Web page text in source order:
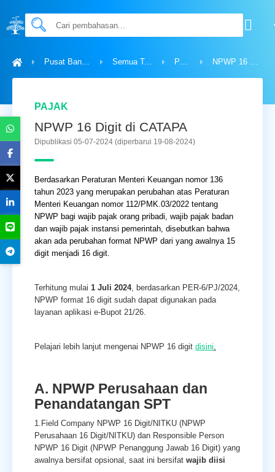
Pusat Bantuan Semua Topik Pajak NPWP 16 Digit di CATAPA
PAJAK
NPWP 16 Digit di CATAPA
Dipublikasi 05-07-2024 (diperbarui 19-08-2024)
Berdasarkan Peraturan Menteri Keuangan nomor 136
tahun 2023 yang merupakan perubahan atas Peraturan
Menteri Keuangan nomor 112/PMK.03/2022 tentang
NPWP bagi wajib pajak orang pribadi, wajib pajak badan
dan wajib pajak instansi pemerintah, disebutkan bahwa
akan ada perubahan format NPWP dari yang awalnya 15
digit menjadi 16 digit.
Terhitung mulai 1 Juli 2024, berdasarkan PER-6/PJ/2024,
NPWP format 16 digit sudah dapat digunakan pada
layanan aplikasi e-Bupot 21/26.
Pelajari lebih lanjut mengenai NPWP 16 digit disini.
A. NPWP Perusahaan dan
Penandatangan SPT
1.Field Company NPWP 16 Digit/NITKU (NPWP
Perusahaan 16 Digit/NITKU) dan Responsible Person
NPWP 16 Digit (NPWP Penanggung Jawab 16 Digit) yang
awalnya bersifat opsional, saat ini bersifat wajib diisi